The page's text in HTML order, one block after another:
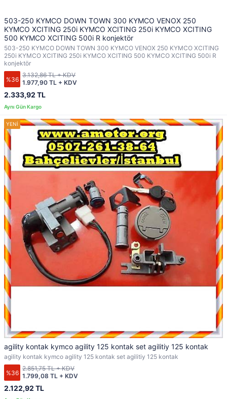
503-250 KYMCO DOWN TOWN 300 KYMCO VENOX 250
KYMCO XCITING 250i KYMCO XCITING 250i KYMCO XCITING
500 KYMCO XCITING 500i R konjektör
503-250 KYMCO DOWN TOWN 300 KYMCO VENOX 250 KYMCO XCITING
250i KYMCO XCITING 250i KYMCO XCITING 500 KYMCO XCITING 500i R
konjektör
%36
2.333,92 TL
1.977,90 TL + KDV
3.132,86 TL + KDV
agility kontak kymco agility 125 kontak set agilitiy 125 kontak
agility kontak kymco agility 125 kontak set agilitiy 125 kontak
%36
2.122,92 TL
1.799,08 TL + KDV
2.851,75 TL + KDV